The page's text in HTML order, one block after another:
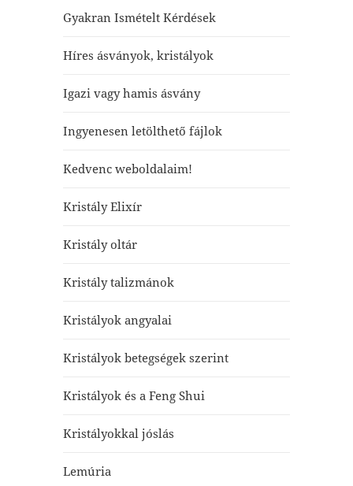
Gyakran Ismételt Kérdések
Híres ásványok, kristályok
Igazi vagy hamis ásvány
Ingyenesen letölthető fájlok
Kedvenc weboldalaim!
Kristály Elixír
Kristály oltár
Kristály talizmánok
Kristályok angyalai
Kristályok betegségek szerint
Kristályok és a Feng Shui
Kristályokkal jóslás
Lemúria